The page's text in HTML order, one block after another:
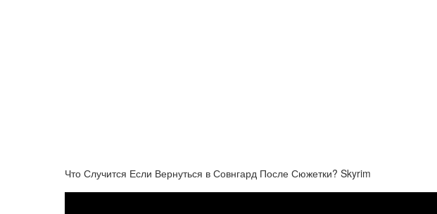
Что Случится Если Вернуться в Совнгард После Сюжетки? Skyrim